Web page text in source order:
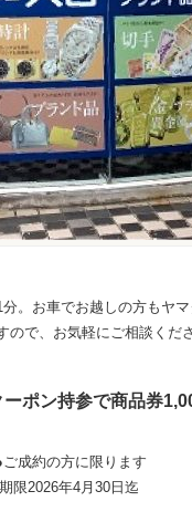
。お車でお越しの方もヤ
で、お気軽にご相談くださ
ーポン持参で商品券
成約の方に限ります
限2026年4月30日迄